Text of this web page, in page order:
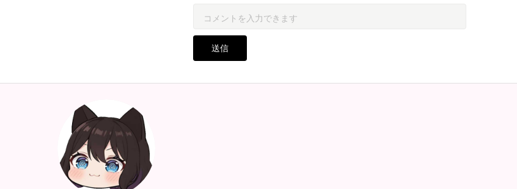
送信